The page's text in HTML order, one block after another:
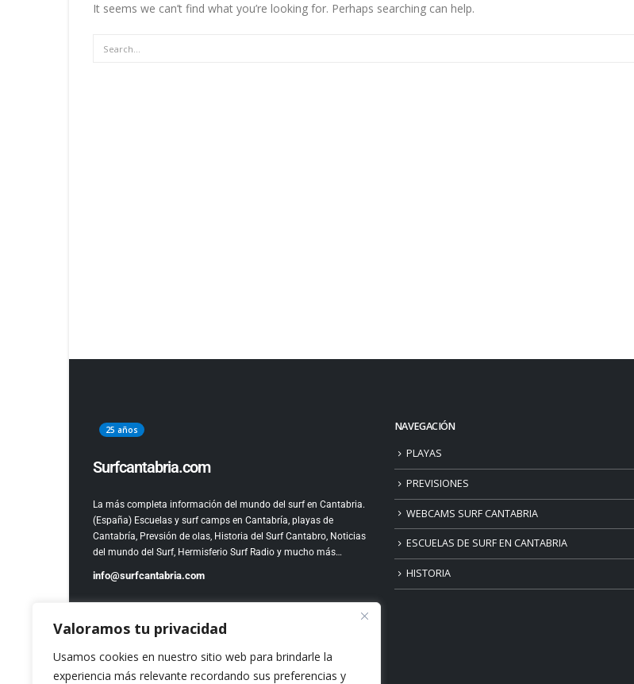
Valoramos tu privacidad
Usamos cookies en nuestro sitio web para brindarle la
experiencia más relevante recordando sus preferencias y
It seems we can’t find what you’re looking for. Perhaps searching can help.
25 años
Surfcantabria.com
La más completa información del mundo del surf en Cantabria.
(España) Escuelas y surf camps en Cantabría, playas de
Cantabría, Prevsión de olas, Historia del Surf Cantabro, Noticias
del mundo del Surf, Hermisferio Surf Radio y mucho más…
info@surfcantabria.com
NAVEGACIÓN
PLAYAS
PREVISIONES
WEBCAMS SURF CANTABRIA
ESCUELAS DE SURF EN CANTABRIA
HISTORIA